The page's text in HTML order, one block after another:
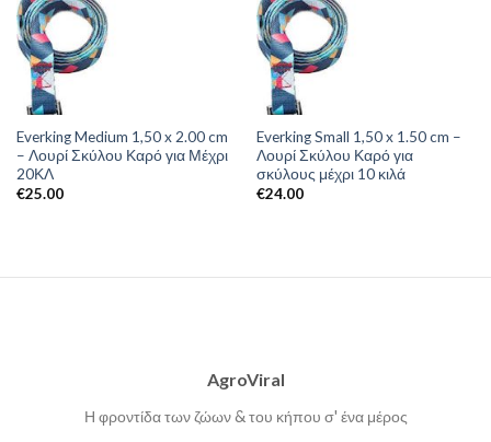
Everking Medium 1,50 x 2.00 cm
– Λουρί Σκύλου Καρό για Μέχρι
20ΚΛ
€25.00
Everking Small 1,50 x 1.50 cm –
Λουρί Σκύλου Καρό για
σκύλους μέχρι 10 κιλά
€24.00
AgroViral
Η φροντίδα των ζώων & του κήπου σ' ένα μέρος